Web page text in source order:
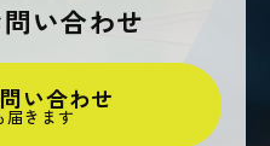
い合わせ
い合わせ
届きます